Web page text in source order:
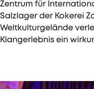
Zentrum für
Salzlager der Kokerei
Weltkulturgelände
Klangerlebnis ein